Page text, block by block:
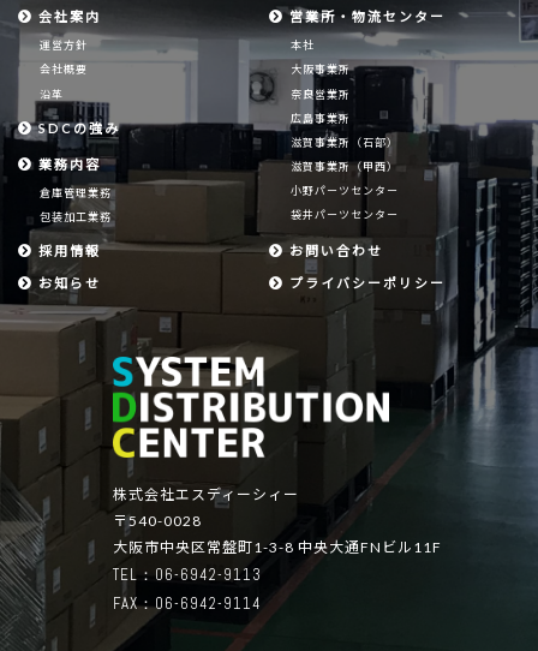
会社案内
運営方針
会社概要
沿革
SDCの強み
業務内容
倉庫管理業務
包装加工業務
営業所・物流センター
本社
大阪事業所
奈良営業所
広島事業所
滋賀事業所（石部）
滋賀事業所（甲西）
小野パーツセンター
袋井パーツセンター
採用情報 お問い合わせ
お知らせ プライバシーポリシー
株式会社エスディーシィー
〒540-0028
大阪市中央区常盤町1-3-8 中央大通FNビル11F
TEL：06-6942-9113
FAX：06-6942-9114